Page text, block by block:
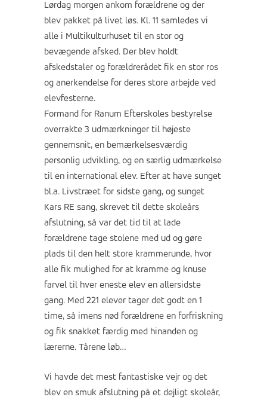
Lørdag morgen ankom forældrene og der
blev pakket på livet løs. Kl. 11 samledes vi
alle i Multikulturhuset til en stor og
bevægende afsked. Der blev holdt
afskedstaler og forældrerådet fik en stor ros
og anerkendelse for deres store arbejde ved
elevfesterne.
Formand for Ranum Efterskoles bestyrelse
overrakte 3 udmærkninger til højeste
gennemsnit, en bemærkelsesværdig
personlig udvikling, og en særlig udmærkelse
til en international elev. Efter at have sunget
bl.a. Livstræet for sidste gang, og sunget
Kars RE sang, skrevet til dette skoleårs
afslutning, så var det tid til at lade
forældrene tage stolene med ud og gøre
plads til den helt store krammerunde, hvor
alle fik mulighed for at kramme og knuse
farvel til hver eneste elev en allersidste
gang. Med 221 elever tager det godt en 1
time, så imens nød forældrene en forfriskning
og fik snakket færdig med hinanden og
lærerne. Tårene løb…
Vi havde det mest fantastiske vejr og det
blev en smuk afslutning på et dejligt skoleår,